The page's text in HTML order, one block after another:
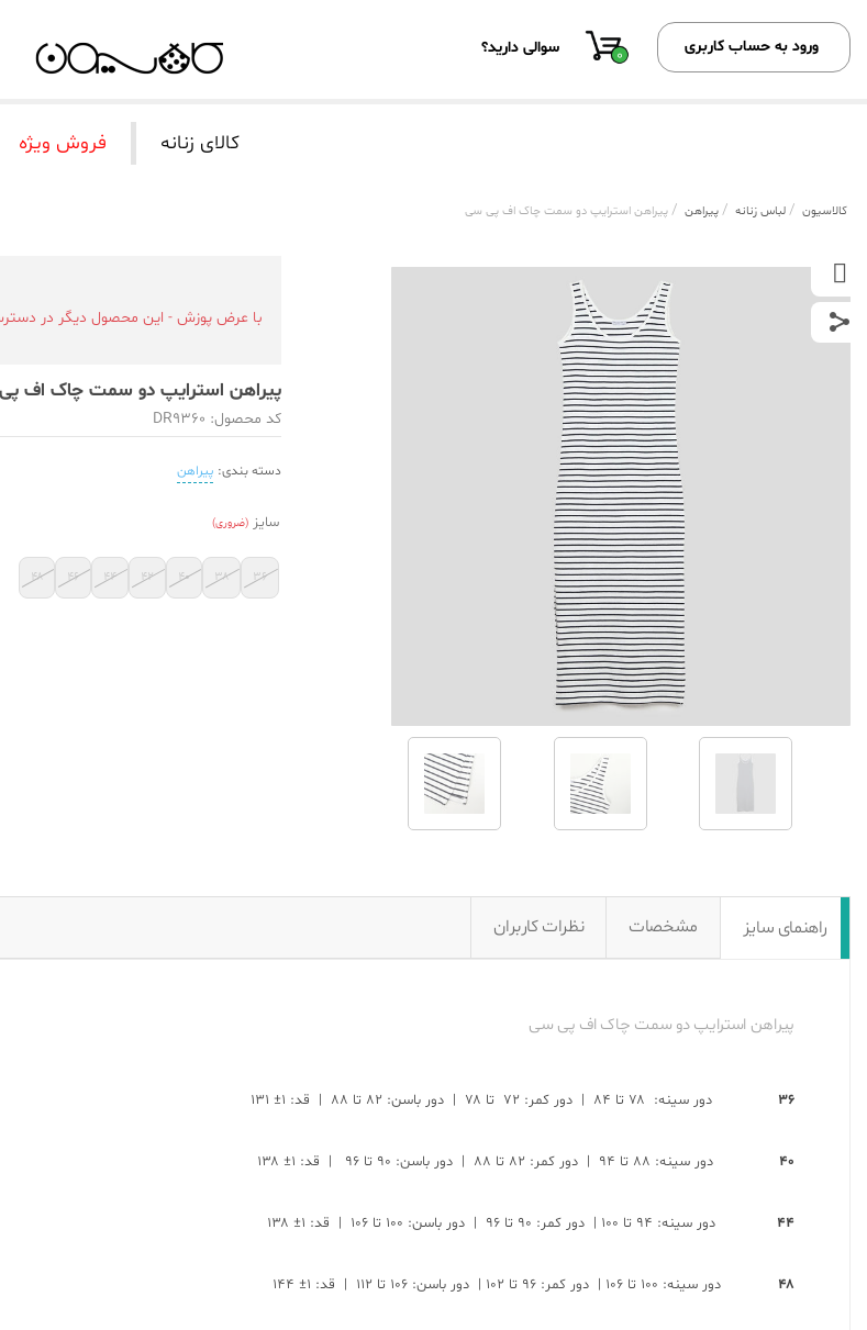
ورود به حساب کاربری 0 سوالی دارید؟
کالای زنانه فروش ویژه
کالاسیون / لباس زنانه / پیراهن / پیراهن استرایپ دو سمت چاک اف پی سی
با عرض پوزش - این محصول دیگر در
پیراهن استرایپ دو سمت چاک اف
کد محصول: DR9360
دسته بندی: پیراهن
سایز (ضروری)
۳۶ ۳۸ ۴۰ ۴۲ ۴۴ ۴۶ ۴۸
راهنمای سایز مشخصات نظرات کاربران
پیراهن استرایپ دو سمت چاک اف پی سی
۳۶ دور سینه: ۷۸ تا ۸۴ | دور کمر: ۷۲ تا ۷۸ | دور باسن: ۸۲ تا ۸۸ | قد: ۱± ۱۳۱
۴۰ دور سینه: ۸۸ تا ۹۴ | دور کمر: ۸۲ تا ۸۸ | دور باسن: ۹۰ تا ۹۶ | قد: ۱± ۱۳۸
۴۴ دور سینه: ۹۴ تا ۱۰۰ | دور کمر: ۹۰ تا ۹۶ | دور باسن: ۱۰۰ تا ۱۰۶ | قد: ۱± ۱۳۸
۴۸ دور سینه: ۱۰۰ تا ۱۰۶ | دور کمر: ۹۶ تا ۱۰۲ | دور باسن: ۱۰۶ تا ۱۱۲ | قد: ۱± ۱۴۴